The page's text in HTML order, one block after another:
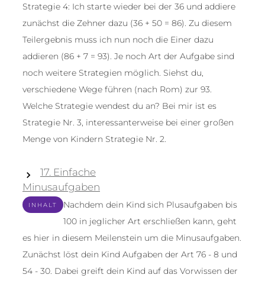
Strategie 4: Ich starte wieder bei der 36 und addiere
zunächst die Zehner dazu (36 + 50 = 86). Zu diesem
Teilergebnis muss ich nun noch die Einer dazu
addieren (86 + 7 = 93). Je noch Art der Aufgabe sind
noch weitere Strategien möglich. Siehst du,
verschiedene Wege führen (nach Rom) zur 93.
Welche Strategie wendest du an? Bei mir ist es
Strategie Nr. 3, interessanterweise bei einer großen
Menge von Kindern Strategie Nr. 2.
17. Einfache
Minusaufgaben
INHALT
Nachdem dein Kind sich Plusaufgaben bis
100 in jeglicher Art erschließen kann, geht
es hier in diesem Meilenstein um die Minusaufgaben.
Zunächst löst dein Kind Aufgaben der Art 76 - 8 und
54 - 30. Dabei greift dein Kind auf das Vorwissen der